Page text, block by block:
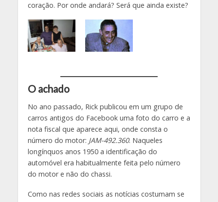
coração. Por onde andará? Será que ainda existe?
O achado
No ano passado, Rick publicou em um grupo de
carros antigos do Facebook uma foto do carro e a
nota fiscal que aparece aqui, onde consta o
número do motor: JAM-492.360. Naqueles
longínquos anos 1950 a identificação do
automóvel era habitualmente feita pelo número
do motor e não do chassi.
Como nas redes sociais as notícias costumam se